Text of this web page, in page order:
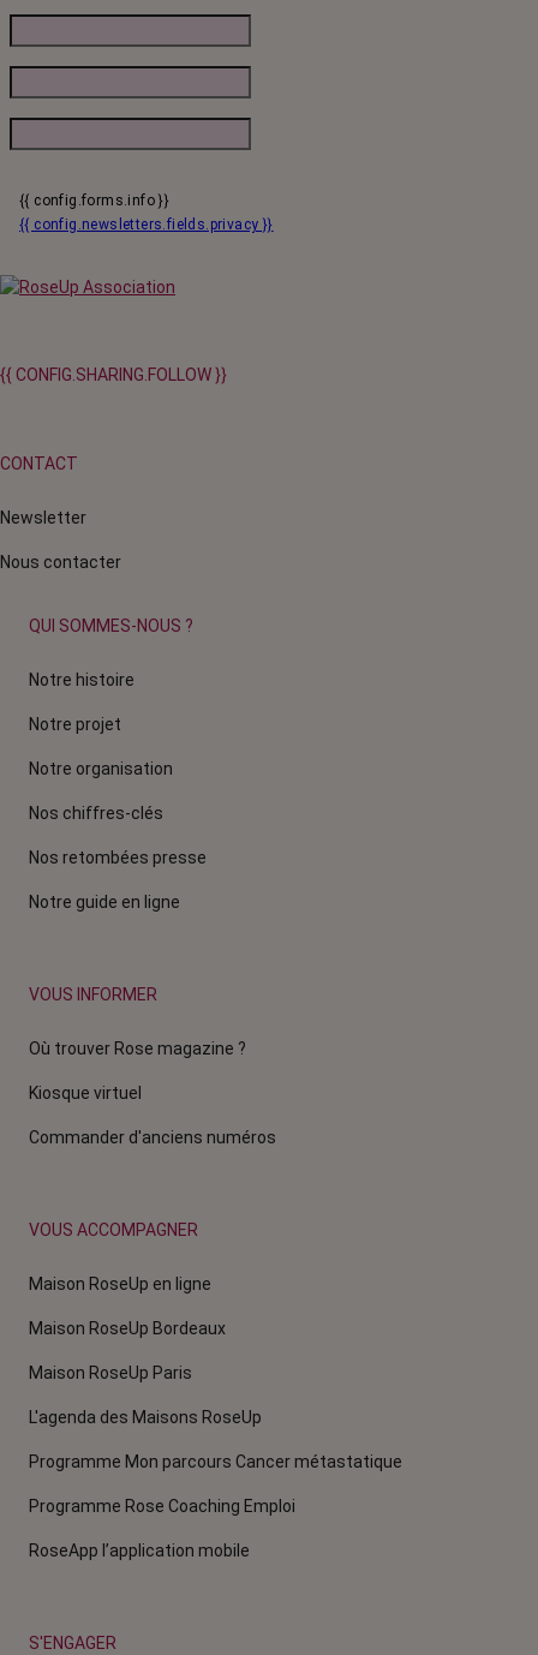
{{ config.forms.info }}
{{ config.newsletters.fields.privacy }}
{{ CONFIG.SHARING.FOLLOW }}
CONTACT
Newsletter
Nous contacter
QUI SOMMES-NOUS ?
Notre histoire
Notre projet
Notre organisation
Nos chiffres-clés
Nos retombées presse
Notre guide en ligne
VOUS INFORMER
Où trouver Rose magazine ?
Kiosque virtuel
Commander d'anciens numéros
VOUS ACCOMPAGNER
Maison RoseUp en ligne
Maison RoseUp Bordeaux
Maison RoseUp Paris
L'agenda des Maisons RoseUp
Programme Mon parcours Cancer métastatique
Programme Rose Coaching Emploi
RoseApp l’application mobile
S'ENGAGER